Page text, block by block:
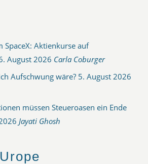
SpaceX: Aktienkurse auf
August 2026 Carla Coburger
Aufschwung wäre? 5. August 2026
müssen Steueroasen ein Ende
Jayati Ghosh